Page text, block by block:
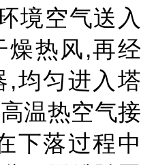
境空气送入
燥热风,再经
,均匀进入塔
温热空气接
下落过程中